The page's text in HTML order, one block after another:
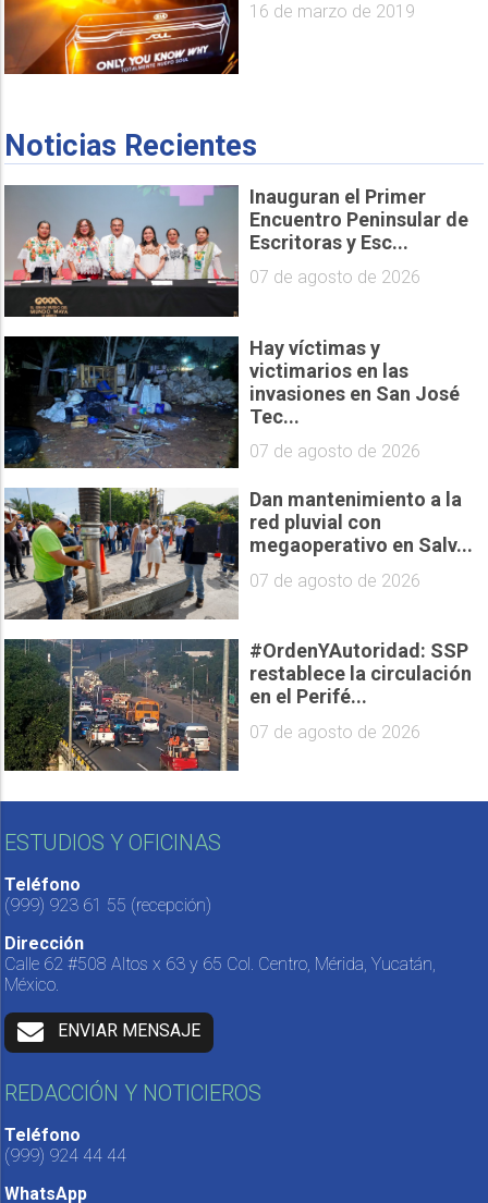
16 de marzo de 2019
Noticias Recientes
Inauguran el Primer
Encuentro Peninsular de
Escritoras y Esc...
07 de agosto de 2026
Hay víctimas y
victimarios en las
invasiones en San José
Tec...
07 de agosto de 2026
Dan mantenimiento a la
red pluvial con
megaoperativo en Salv...
07 de agosto de 2026
#OrdenYAutoridad: SSP
restablece la circulación
en el Perifé...
07 de agosto de 2026
ESTUDIOS Y OFICINAS
Teléfono
(999) 923 61 55 (recepción)
Dirección
Calle 62 #508 Altos x 63 y 65 Col. Centro, Mérida, Yucatán,
México.
ENVIAR MENSAJE
REDACCIÓN Y NOTICIEROS
Teléfono
(999) 924 44 44
WhatsApp